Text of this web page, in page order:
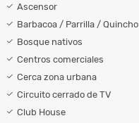
Ascensor
Barbacoa / Parrilla / Quincho
Bosque nativos
Centros comerciales
Cerca zona urbana
Circuito cerrado de TV
Club House